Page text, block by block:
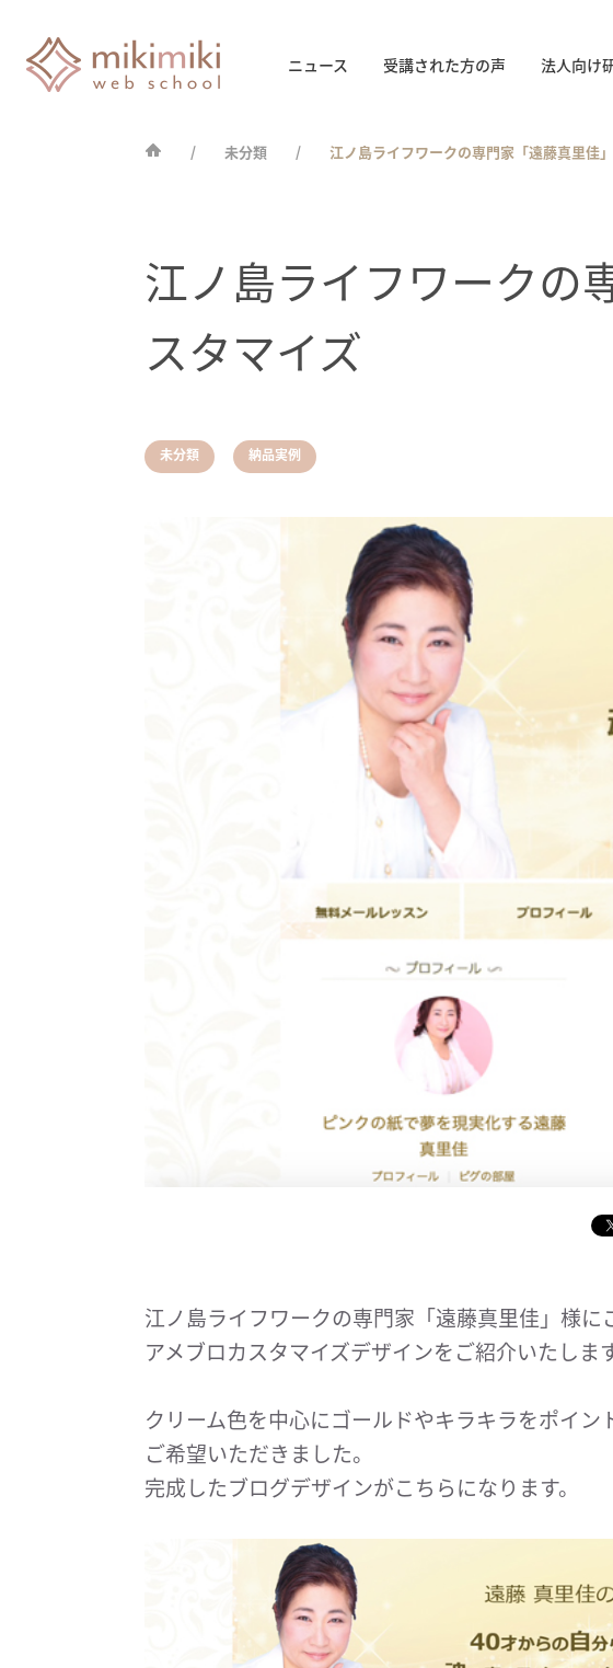
ニュース 受講された方の声 法人向け
未分類 江ノ島ライフワークの専門家「遠藤真里佳
未分類 納品実例
江ノ島ライフワーク
スタマイズ
江ノ島ライフワークの専門家「遠藤真里佳」様に
アメブロカスタマイズデザインをご紹介いたしま
クリーム色を中心にゴールドやキラキラをポイン
ご希望いただきました。
完成したブログデザインがこちらになります。